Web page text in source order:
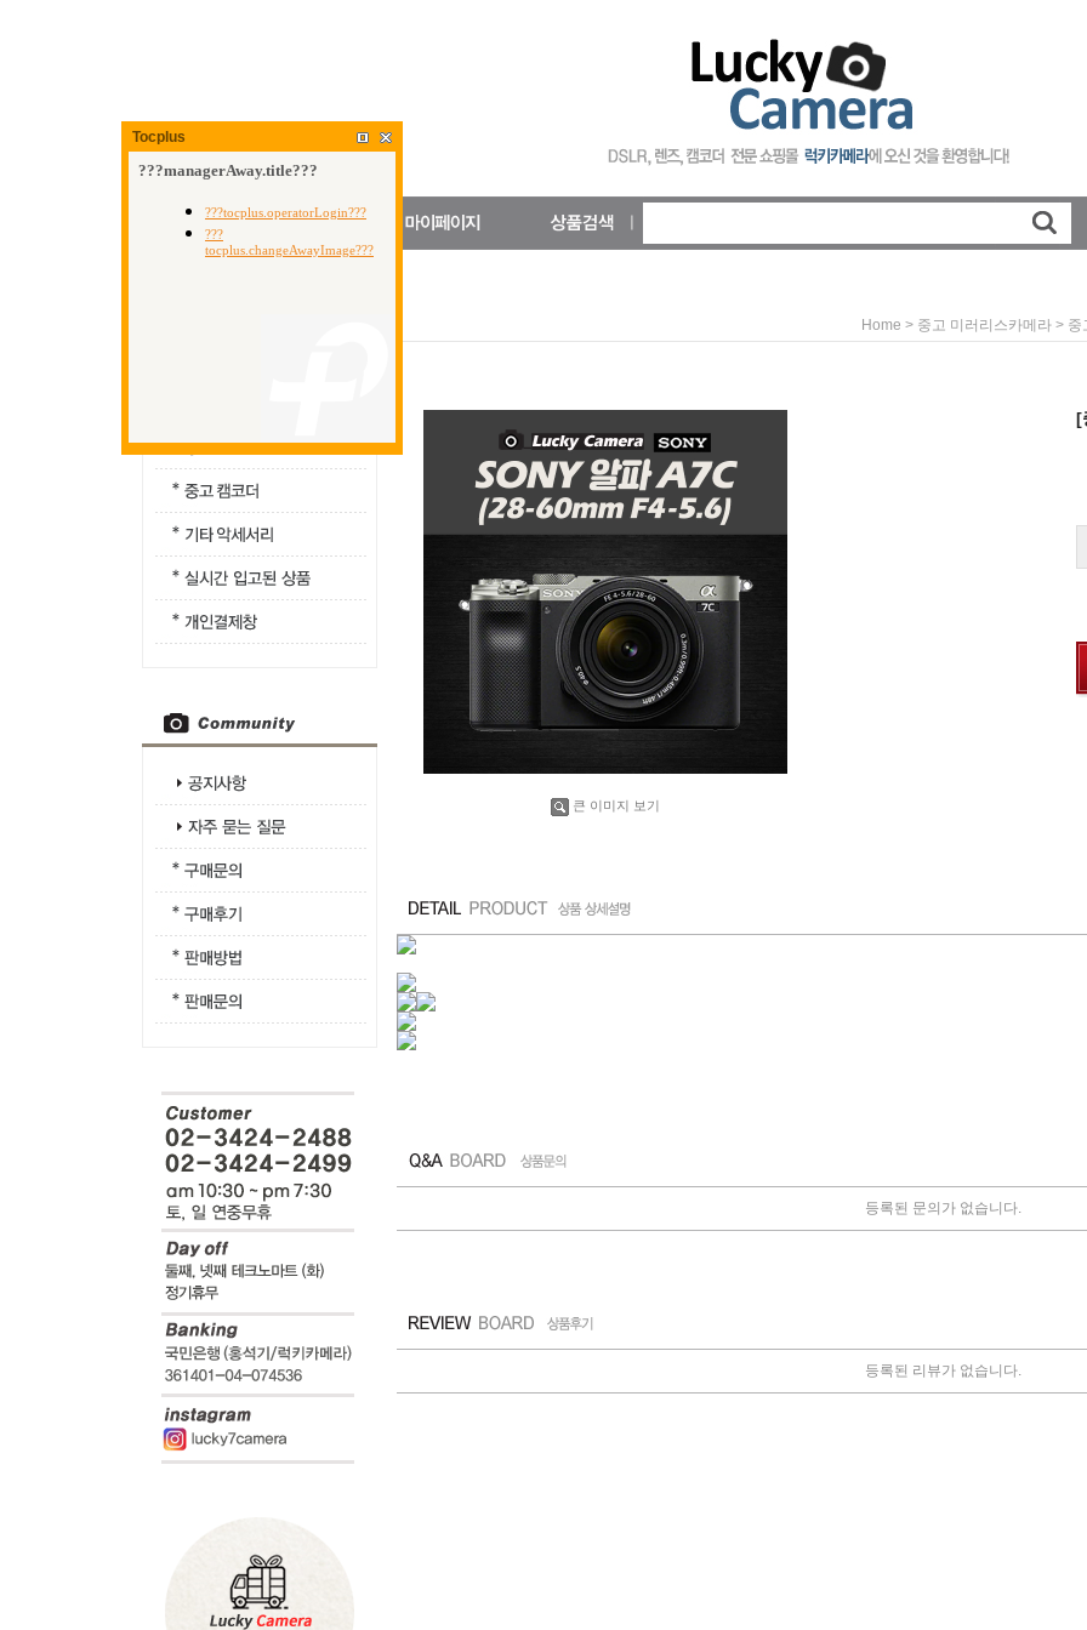
Home > 중고 미러리스카메라 > 중
큰 이미지 보기
[
등록된 문의가 없습니다.
등록된 리뷰가 없습니다.
Tocplus